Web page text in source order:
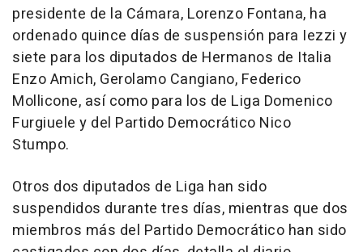
presidente de la Cámara, Lorenzo Fontana, ha
ordenado quince días de suspensión para Iezzi y
siete para los diputados de Hermanos de Italia
Enzo Amich, Gerolamo Cangiano, Federico
Mollicone, así como para los de Liga Domenico
Furgiuele y del Partido Democrático Nico
Stumpo.
Otros dos diputados de Liga han sido
suspendidos durante tres días, mientras que dos
miembros más del Partido Democrático han sido